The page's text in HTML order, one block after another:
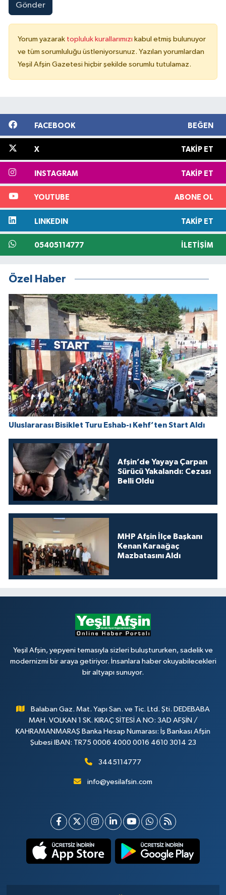
Gönder
Yorum yazarak topluluk kurallarımızı kabul etmiş bulunuyor
ve tüm sorumluluğu üstleniyorsunuz. Yazılan yorumlardan
Yeşil Afşin Gazetesi hiçbir şekilde sorumlu tutulamaz.
FACEBOOK BEĞEN
X TAKIP ET
INSTAGRAM TAKIP ET
YOUTUBE ABONE OL
LINKEDIN TAKIP ET
05405114777 İLETIŞIM
Özel Haber
Uluslararası Bisiklet Turu Eshab-ı Kehf’ten Start Aldı
Afşin’de Yayaya Çarpan
Sürücü Yakalandı: Cezası
Belli Oldu
MHP Afşin İlçe Başkanı
Kenan Karaağaç
Mazbatasını Aldı
Yeşil Afşin, yepyeni temasıyla sizleri buluştururken, sadelik ve
modernizmi bir araya getiriyor. İnsanlara haber okuyabilecekleri
bir altyapı sunuyor.
Balaban Gaz. Mat. Yapı San. ve Tic. Ltd. Şti. DEDEBABA
MAH. VOLKAN 1 SK. KIRAÇ SİTESİ A NO: 3AD AFŞİN /
KAHRAMANMARAŞ Banka Hesap Numarası: İş Bankası Afşin
Şubesi IBAN: TR75 0006 4000 0016 4610 3014 23
3445114777
info@yesilafsin.com